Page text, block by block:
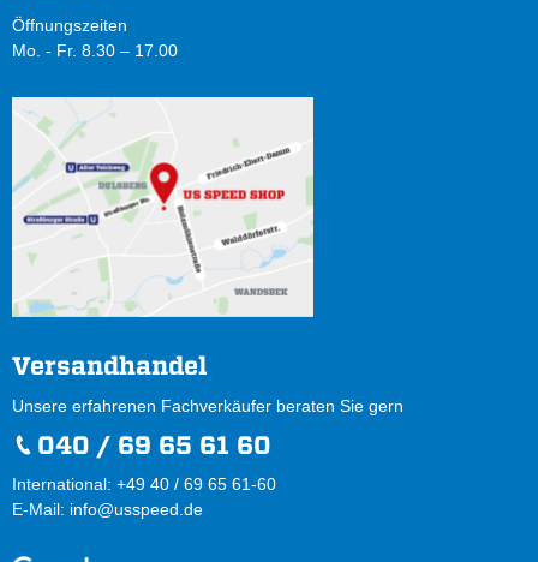
Öffnungszeiten
Mo. - Fr. 8.30 – 17.00
Versandhandel
Unsere erfahrenen Fachverkäufer beraten Sie gern
040 / 69 65 61 60
International: +49 40 / 69 65 61-60
E-Mail: info@usspeed.de